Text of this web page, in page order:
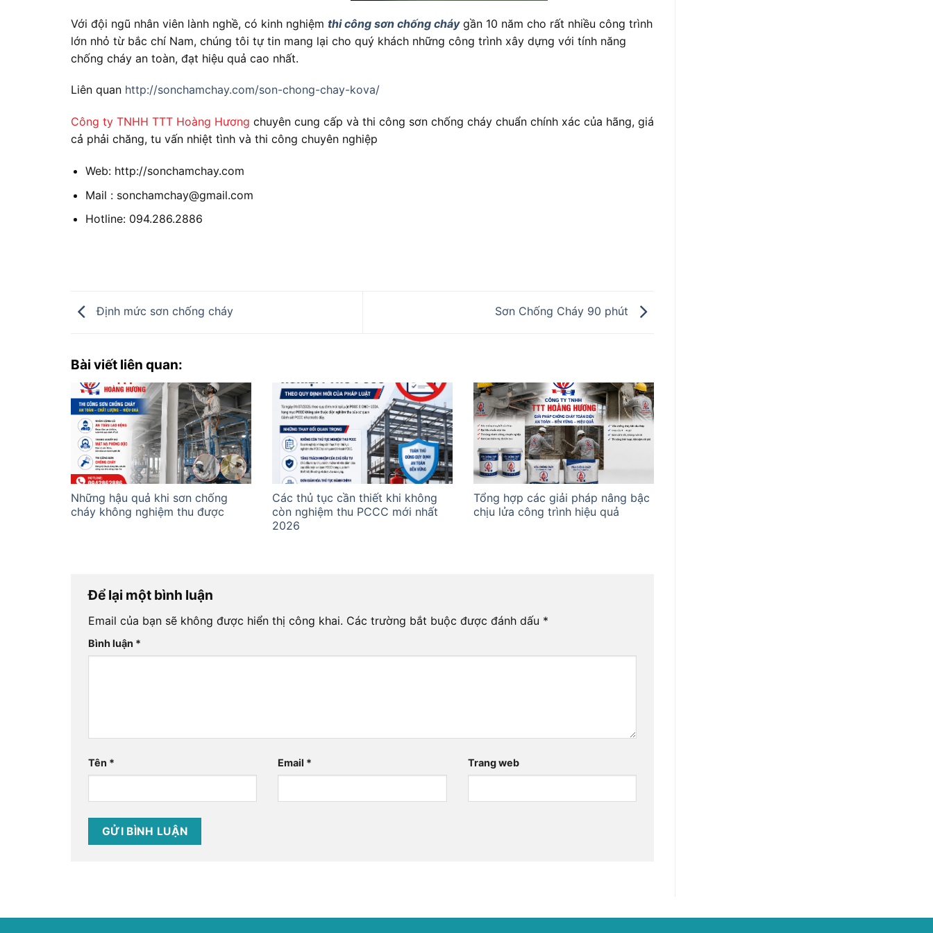
Với đội ngũ nhân viên lành nghề, có kinh nghiệm thi công sơn chống cháygần 10 năm cho rất nhiều công trình
lớn nhỏ từ bắc chí Nam, chúng tôi tự tin mang lại cho quý khách những công trình xây dựng với tính năng
chống cháy an toàn, đạt hiệu quả cao nhất.
Liên quan http://sonchamchay.com/son-chong-chay-kova/
Công ty TNHH TTT Hoàng Hương chuyên cung cấp và thi công sơn chống cháy chuẩn chính xác của hãng, giá
cả phải chăng, tu vấn nhiệt tình và thi công chuyên nghiệp
Web: http://sonchamchay.com
Mail : sonchamchay@gmail.com
Hotline: 094.286.2886
Định mức sơn chống cháy Sơn Chống Cháy 90 phút
Bài viết liên quan:
Những hậu quả khi sơn chống
cháy không nghiệm thu được
Các thủ tục cần thiết khi không
còn nghiệm thu PCCC mới nhất
2026
Tổng hợp các giải pháp nâng bậc
chịu lửa công trình hiệu quả
Để lại một bình luận
Email của bạn sẽ không được hiển thị công khai. Các trường bắt buộc được đánh dấu *
Bình luận *
Tên * Email * Trang web